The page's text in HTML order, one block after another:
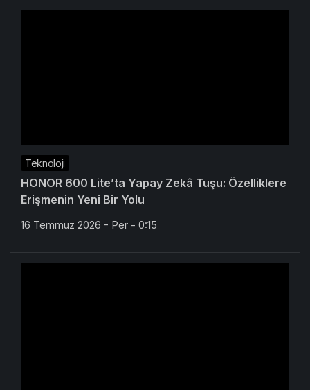
Teknoloji
HONOR 600 Lite’ta Yapay Zekâ Tuşu: Özelliklere
Erişmenin Yeni Bir Yolu
16 Temmuz 2026 - Per - 0:15